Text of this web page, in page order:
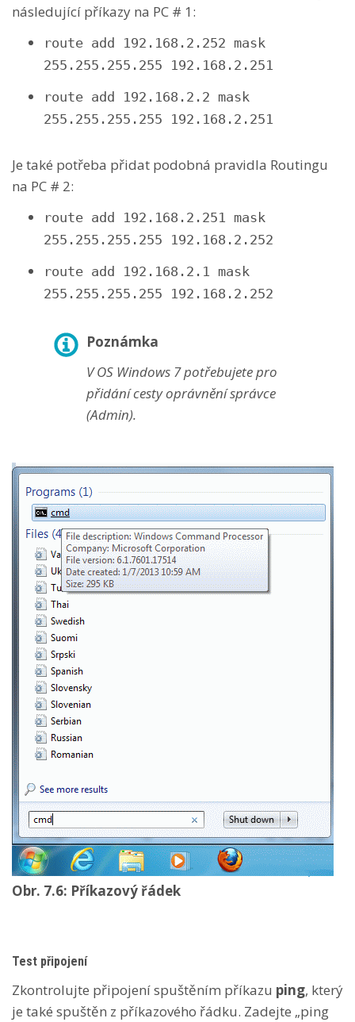
následující příkazy na PC # 1:
route add 192.168.2.252 mask
255.255.255.255 192.168.2.251
route add 192.168.2.2 mask
255.255.255.255 192.168.2.251
Je také potřeba přidat podobná pravidla Routingu
na PC # 2:
route add 192.168.2.251 mask
255.255.255.255 192.168.2.252
route add 192.168.2.1 mask
255.255.255.255 192.168.2.252
Poznámka
V OS Windows 7 potřebujete pro
přidání cesty oprávnění správce
(Admin).
Obr. 7.6: Příkazový řádek
Test připojení
Zkontrolujte připojení spuštěním příkazu ping, který
je také spuštěn z příkazového řádku. Zadejte „ping